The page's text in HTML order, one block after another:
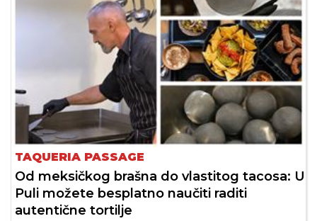
TAQUERIA PASSAGE
Od meksičkog brašna do vlastitog tacosa: U
Puli možete besplatno naučiti raditi
autentične tortilje